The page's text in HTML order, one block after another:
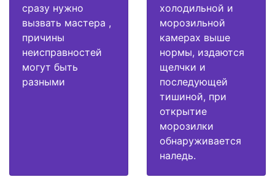
сразу нужно
вызвать мастера ,
причины
неисправностей
могут быть
разными
холодильной и
морозильной
камерах выше
нормы, издаются
щелчки и
последующей
тишиной, при
открытие
морозилки
обнаруживается
наледь.